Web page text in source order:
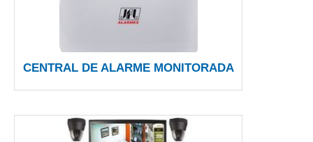
CENTRAL DE ALARME MONITORADA